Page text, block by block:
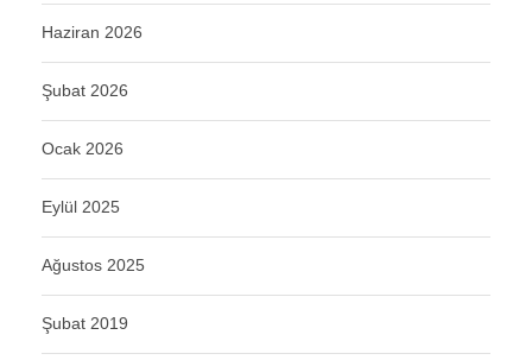
Haziran 2026
Şubat 2026
Ocak 2026
Eylül 2025
Ağustos 2025
Şubat 2019